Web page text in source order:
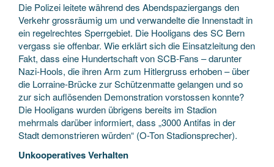
Die Polizei leitete während des Abendspaziergangs den
Verkehr grossräumig um und verwandelte die Innenstadt in
ein regelrechtes Sperrgebiet. Die Hooligans des SC Bern
vergass sie offenbar. Wie erklärt sich die Einsatzleitung den
Fakt, dass eine Hundertschaft von SCB-Fans – darunter
Nazi-Hools, die ihren Arm zum Hitlergruss erhoben – über
die Lorraine-Brücke zur Schützenmatte gelangen und so
zur sich auflösenden Demonstration vorstossen konnte?
Die Hooligans wurden übrigens bereits im Stadion
mehrmals darüber informiert, dass „3000 Antifas in der
Stadt demonstrieren würden“ (O-Ton Stadionsprecher).
Unkooperatives Verhalten